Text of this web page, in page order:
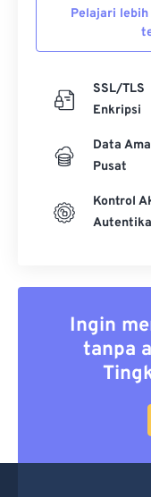
Pelajari
SSL/TLS
Enkripsi
Data
Pusat
Kontrol
Ingin
tanpa